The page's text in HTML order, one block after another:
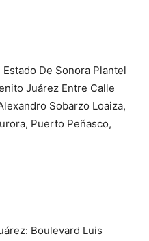
De Sonora Plantel
Juárez Entre Calle
Sobarzo Loaiza,
Puerto Peñasco,
Boulevard Luis